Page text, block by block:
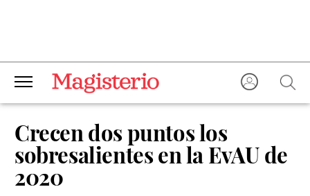
Crecen dos puntos los
sobresalientes en la EvAU de
2020